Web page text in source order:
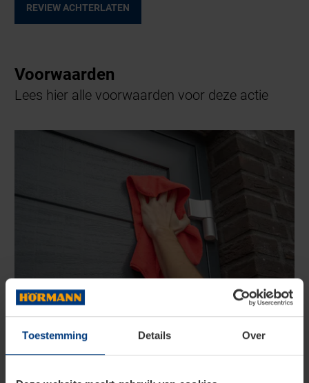
Toestemming Details Over
REVIEW ACHTERLATEN
Voorwaarden
Lees hier alle voorwaarden voor deze actie